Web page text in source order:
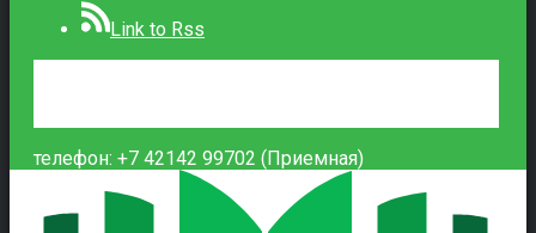
Link to Rss
телефон: +7 42142 99702 (Приемная)